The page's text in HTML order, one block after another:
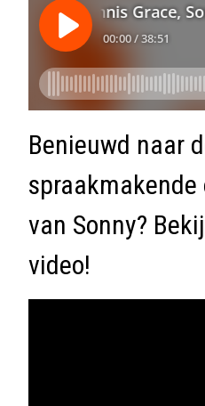
Benieuwd naar
van Sonny?
video!